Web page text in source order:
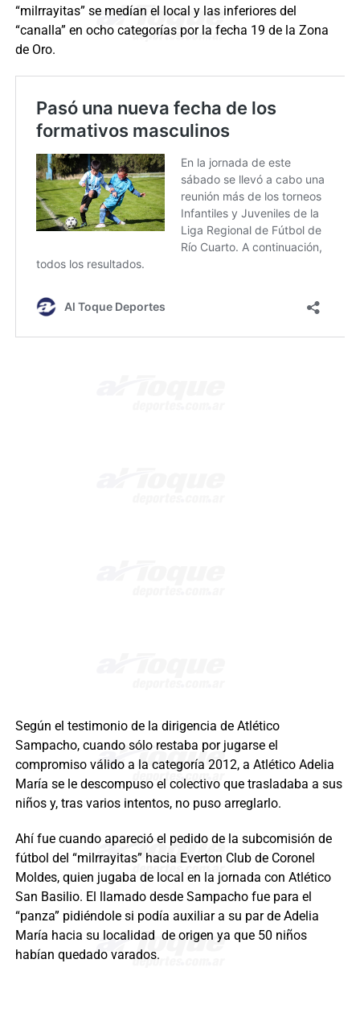
“milrrayitas” se medían el local y las inferiores del
“canalla” en ocho categorías por la fecha 19 de la Zona
de Oro.
Según el testimonio de la dirigencia de Atlético
Sampacho, cuando sólo restaba por jugarse el
compromiso válido a la categoría 2012, a Atlético Adelia
María se le descompuso el colectivo que trasladaba a sus
niños y, tras varios intentos, no puso arreglarlo.
Ahí fue cuando apareció el pedido de la subcomisión de
fútbol del “milrrayitas” hacia Everton Club de Coronel
Moldes, quien jugaba de local en la jornada con Atlético
San Basilio. El llamado desde Sampacho fue para el
“panza” pidiéndole si podía auxiliar a su par de Adelia
María hacia su localidad de origen ya que 50 niños
habían quedado varados.